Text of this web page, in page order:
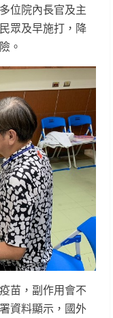
位院內長官及主
眾及早施打，降
。
苗，副作用會不
資料顯示，國外